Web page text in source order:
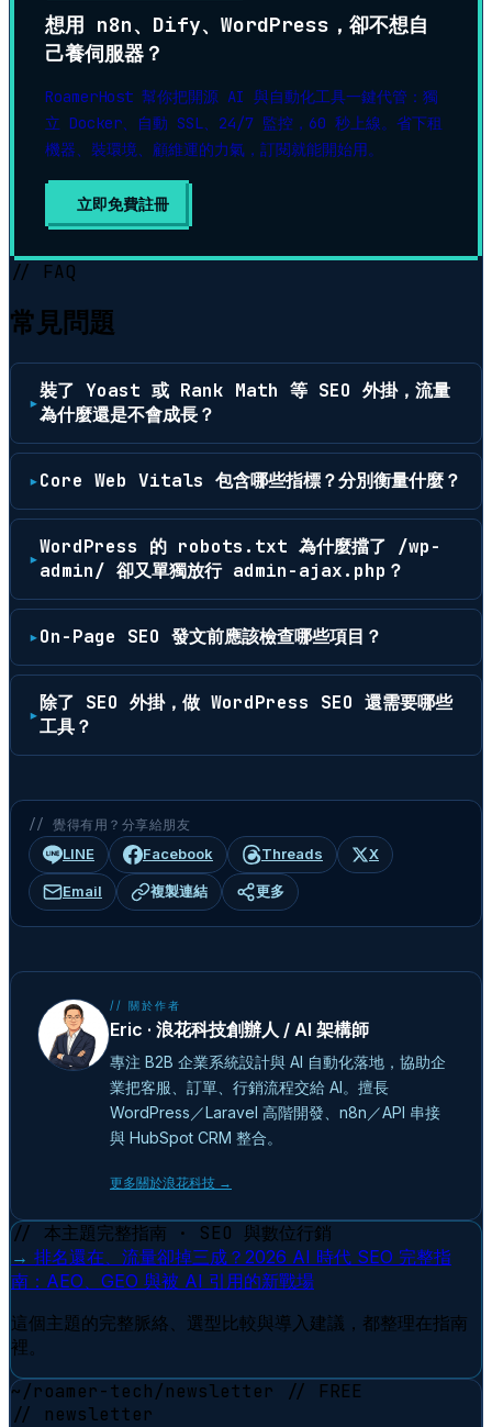
想用 n8n、Dify、WordPress，卻不想自
己養伺服器？
RoamerHost 幫你把開源 AI 與自動化工具一鍵代管：獨
立 Docker、自動 SSL、24/7 監控，60 秒上線。省下租
機器、裝環境、顧維運的力氣，訂閱就能開始用。
立即免費註冊
// FAQ
常見問題
裝了 Yoast 或 Rank Math 等 SEO 外掛，流量
為什麼還是不會成長？
Core Web Vitals 包含哪些指標？分別衡量什麼？
WordPress 的 robots.txt 為什麼擋了 /wp-
admin/ 卻又單獨放行 admin-ajax.php？
On-Page SEO 發文前應該檢查哪些項目？
除了 SEO 外掛，做 WordPress SEO 還需要哪些
工具？
// 覺得有用？分享給朋友
LINE Facebook Threads X
Email 複製連結 更多
// 關於作者
Eric · 浪花科技創辦人 / AI 架構師
專注 B2B 企業系統設計與 AI 自動化落地，協助企
業把客服、訂單、行銷流程交給 AI。擅長
WordPress／Laravel 高階開發、n8n／API 串接
與 HubSpot CRM 整合。
更多關於浪花科技 →
// 本主題完整指南 · SEO 與數位行銷
→ 排名還在、流量卻掉三成？2026 AI 時代 SEO 完整指
南：AEO、GEO 與被 AI 引用的新戰場
這個主題的完整脈絡、選型比較與導入建議，都整理在指南
裡。
~/roamer-tech/newsletter
// FREE
// newsletter